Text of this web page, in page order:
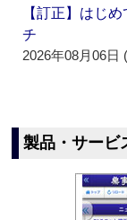
【訂正】はじ
チ
2026年08月06日
製品・サービ